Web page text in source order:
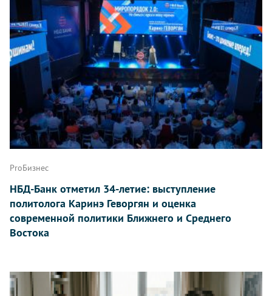
ProБизнес
НБД-Банк отметил 34-летие: выступление
политолога Каринэ Геворгян и оценка
современной политики Ближнего и Среднего
Востока